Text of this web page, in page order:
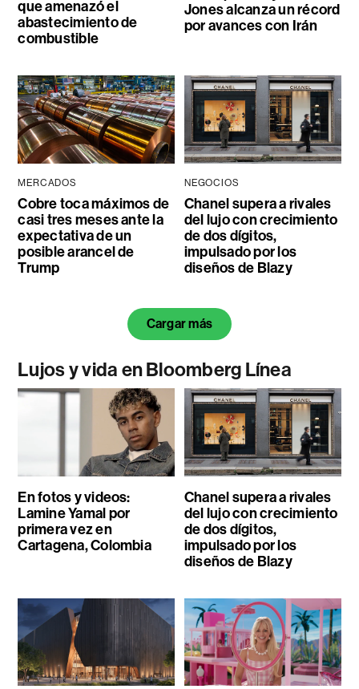
que amenazó el
abastecimiento de
combustible
Jones alcanza un récord
por avances con Irán
MERCADOS
Cobre toca máximos de
casi tres meses ante la
expectativa de un
posible arancel de
Trump
NEGOCIOS
Chanel supera a rivales
del lujo con crecimiento
de dos dígitos,
impulsado por los
diseños de Blazy
Cargar más
Lujos y vida en Bloomberg Línea
En fotos y videos:
Lamine Yamal por
primera vez en
Cartagena, Colombia
Chanel supera a rivales
del lujo con crecimiento
de dos dígitos,
impulsado por los
diseños de Blazy